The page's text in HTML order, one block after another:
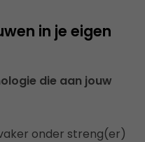
in je eigen
die aan jouw
onder streng(er)